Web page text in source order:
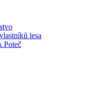
lesa
Poteč